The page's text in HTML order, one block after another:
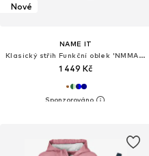
Nové
NAME IT
Klasický střih Funkční oblek 'NMMAlfa08'
1 449 Kč